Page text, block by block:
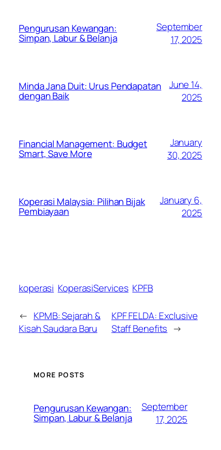
Pengurusan Kewangan:
Simpan, Labur & Belanja
September
17, 2025
Minda Jana Duit: Urus Pendapatan
dengan Baik
June 14,
2025
Financial Management: Budget
Smart, Save More
January
30, 2025
Koperasi Malaysia: Pilihan Bijak
Pembiayaan
January 6,
2025
koperasi KoperasiServices KPFB
← KPMB: Sejarah &
Kisah Saudara Baru
KPF FELDA: Exclusive
Staff Benefits →
MORE POSTS
Pengurusan Kewangan:
Simpan, Labur & Belanja
September
17, 2025